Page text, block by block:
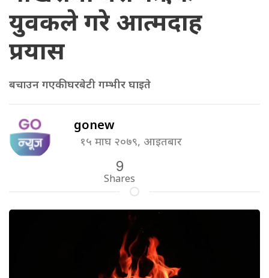
युवकले गरे आत्मदाह
प्रयास
बचाउन गएकी घरबेटी गम्भीर घाइते
gonew
१५ माघ २०७९, आइतबार
9
Shares